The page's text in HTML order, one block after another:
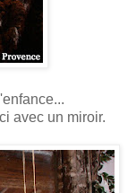
avec un miroir.